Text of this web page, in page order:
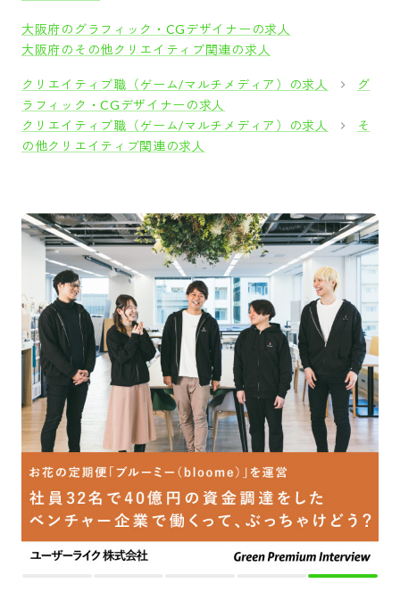
大阪府のグラフィック・CGデザイナーの求人
大阪府のその他クリエイティブ関連の求人
クリエイティブ職（ゲーム/マルチメディア）の求人
グ
ラフィック・CGデザイナーの求人
クリエイティブ職（ゲーム/マルチメディア）の求人
そ
の他クリエイティブ関連の求人